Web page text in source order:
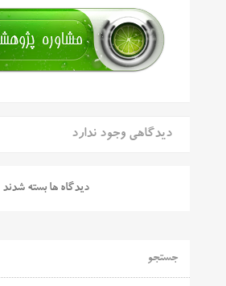
دیدگاهی وجود ندارد
دیدگاه ها بسته شدند
جستجو